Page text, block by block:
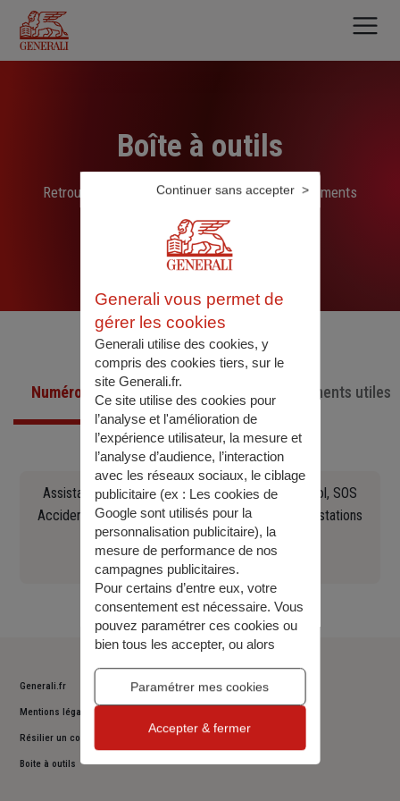
contenu
principal
Boîte à outils
Retrouvez ici les liens, N° de téléphone et documents
sélectionnés par nos soins
Numéro de téléphone utiles Documents utiles
Assistance en cas d'accident, crevaison, panne, vol, SOS
Accident Europ Assistance Constat, recherche de stations
Essence, remorquage (...)
0141858483
Generali.fr
Mentions légales
Résilier un contrat
Boite à outils
Generali vous permet de
gérer les cookies
Generali utilise des cookies, y
compris des cookies tiers, sur le
site Generali.fr.
Ce site utilise des cookies pour
l’analyse et l'amélioration de
l’expérience utilisateur, la mesure et
l’analyse d’audience, l’interaction
avec les réseaux sociaux, le ciblage
publicitaire (ex : Les cookies de
Google sont utilisés pour la
personnalisation publicitaire), la
mesure de performance de nos
campagnes publicitaires.
Pour certains d’entre eux, votre
consentement est nécessaire. Vous
pouvez paramétrer ces cookies ou
bien tous les accepter, ou alors
navigation sans les accepter. Vous
pourrez modifier ce choix à tout
Pour plus d’information,
Paramétrer mes cookies
Continuer sans accepter
Accepter & fermer